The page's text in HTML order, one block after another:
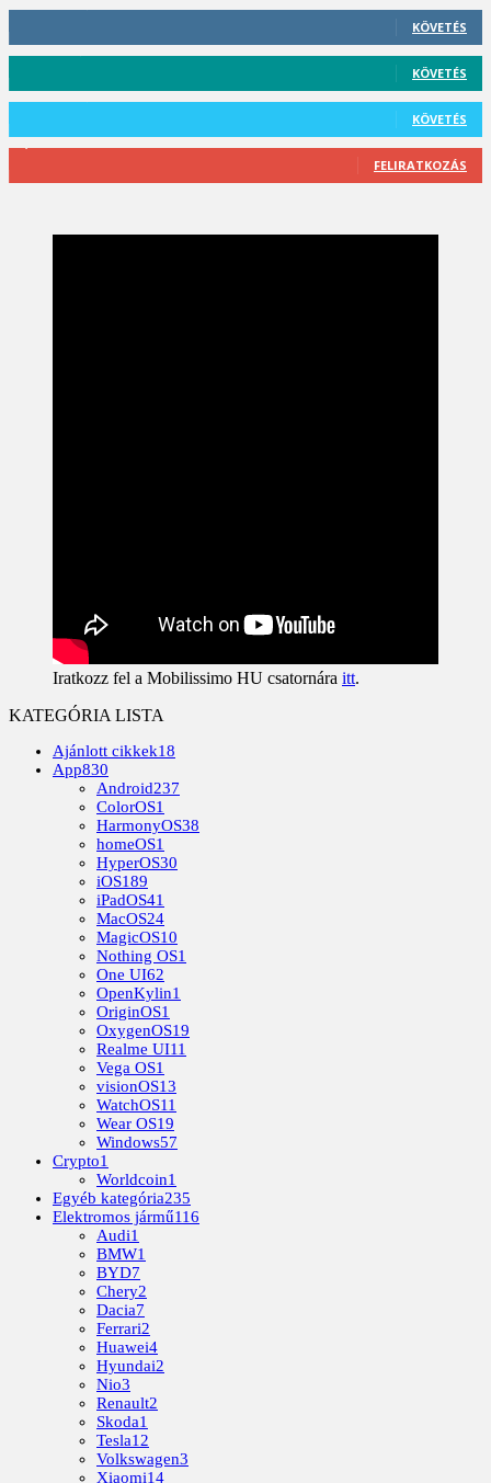
KÖVETÉS
KÖVETÉS
KÖVETÉS
FELIRATKOZÁS
Iratkozz fel a Mobilissimo HU csatornára itt.
KATEGÓRIA LISTA
Ajánlott cikkek18
App830
Android237
ColorOS1
HarmonyOS38
homeOS1
HyperOS30
iOS189
iPadOS41
MacOS24
MagicOS10
Nothing OS1
One UI62
OpenKylin1
OriginOS1
OxygenOS19
Realme UI11
Vega OS1
visionOS13
WatchOS11
Wear OS19
Windows57
Crypto1
Worldcoin1
Egyéb kategória235
Elektromos jármű116
Audi1
BMW1
BYD7
Chery2
Dacia7
Ferrari2
Huawei4
Hyundai2
Nio3
Renault2
Skoda1
Tesla12
Volkswagen3
Xiaomi14